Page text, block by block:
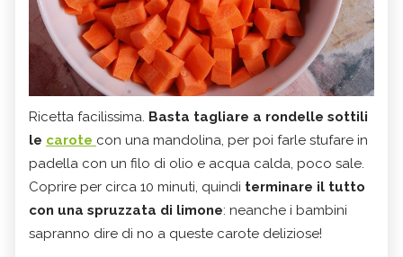
Ricetta facilissima. Basta tagliare a rondelle sottili
le carote con una mandolina, per poi farle stufare in
padella con un filo di olio e acqua calda, poco sale.
Coprire per circa 10 minuti, quindi terminare il tutto
con una spruzzata di limone: neanche i bambini
sapranno dire di no a queste carote deliziose!